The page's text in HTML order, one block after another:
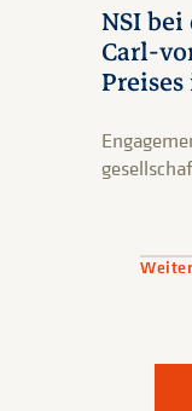
NSI
Carl-